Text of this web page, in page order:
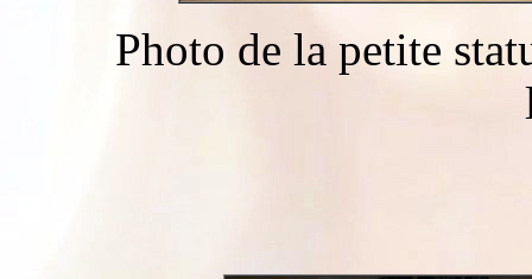
Photo de la petite